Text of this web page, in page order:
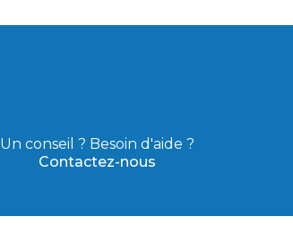
Un conseil ? Besoin d'aide ?
Contactez-nous